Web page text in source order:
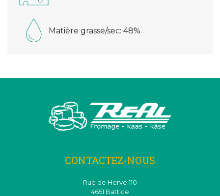
Matière grasse/sec: 48%
CONTACTEZ-NOUS
Rue de Herve 110
4651 Battice